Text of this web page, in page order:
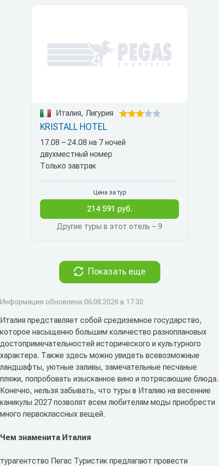
Италия, Лигурия
KRISTALL HOTEL
17.08 – 24.08 на 7 ночей
двухместный номер
Только завтрак
Другие туры в этот отель – 9
Цена за тур
214 591 руб.
Показать еще
Информация обновлена 06.08.2026 в 17:30
Италия представляет собой средиземное государство,
которое насыщенно большим количество разноплановых
достопримечательностей исторического и культурного
характера. Также здесь можно увидеть всевозможные
ландшафты, уютные заливы, замечательные песчаные
пляжи, попробовать изысканное вино и потрясающие блюда.
Конечно, нельзя забывать, что туры в Италию на весенние
каникулы 2027 позволят всем любителям моды приобрести
много первоклассных вещей.
Чем знаменита Италия
турагентство Пегас Туристик предлагают провести